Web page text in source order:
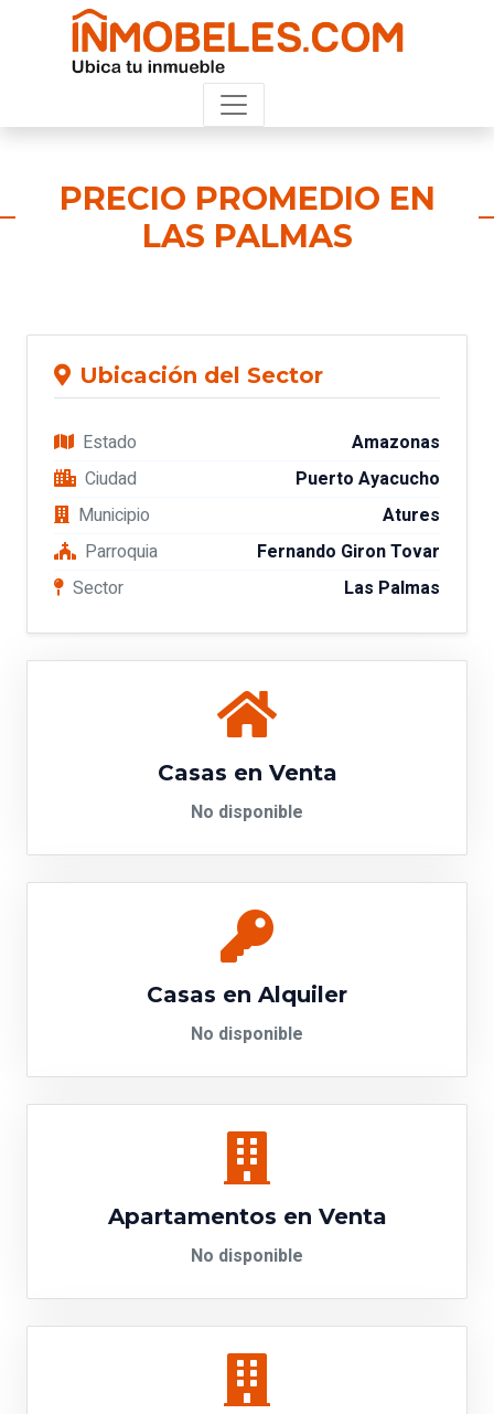
PRECIO PROMEDIO EN
LAS PALMAS
Ubicación del Sector
Estado
Amazonas
Ciudad
Puerto Ayacucho
Municipio
Atures
Parroquia
Fernando Giron Tovar
Sector
Las Palmas
Casas en Venta
No disponible
Casas en Alquiler
No disponible
Apartamentos en Venta
No disponible